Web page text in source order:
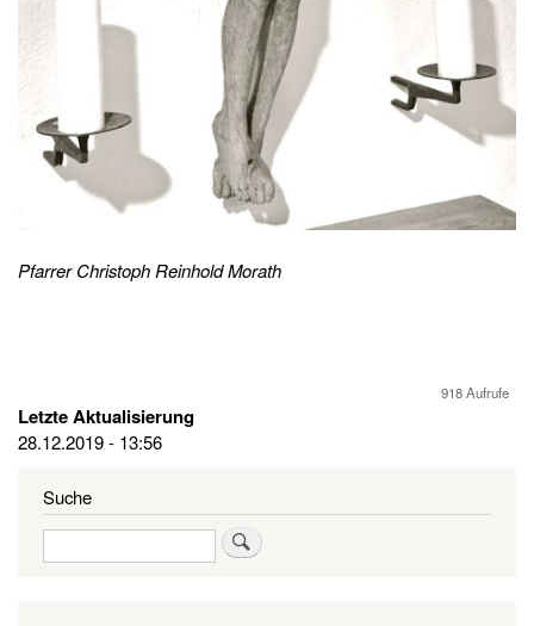
Pfarrer Christoph Reinhold Morath
918 Aufrufe
Letzte Aktualisierung
28.12.2019 - 13:56
Suche
Suche